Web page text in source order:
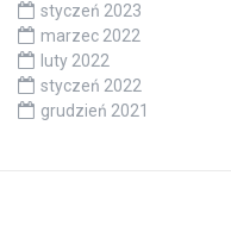
styczeń 2023
marzec 2022
luty 2022
styczeń 2022
grudzień 2021